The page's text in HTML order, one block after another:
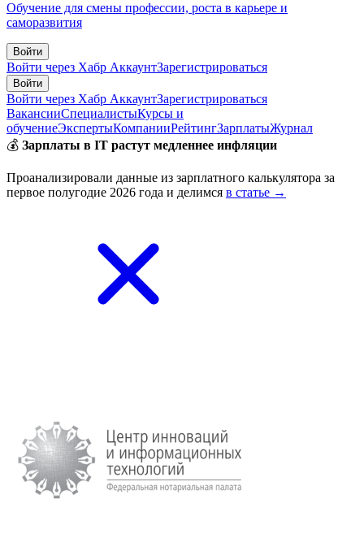
Обучение для смены профессии, роста в карьере и
саморазвития
Войти
Войти через Хабр АккаунтЗарегистрироваться
Войти
Войти через Хабр АккаунтЗарегистрироваться
ВакансииСпециалистыКурсы и
обучениеЭкспертыКомпанииРейтингЗарплатыЖурнал
💰 Зарплаты в IT растут медленнее инфляции
Проанализировали данные из зарплатного калькулятора за
первое полугодие 2026 года и делимся в статье →